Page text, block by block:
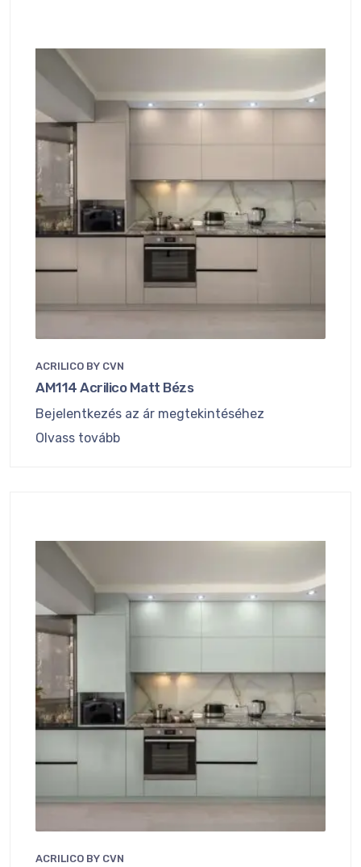
ACRILICO BY CVN
AM114 Acrilico Matt Bézs
Bejelentkezés az ár megtekintéséhez
Olvass tovább
ACRILICO BY CVN